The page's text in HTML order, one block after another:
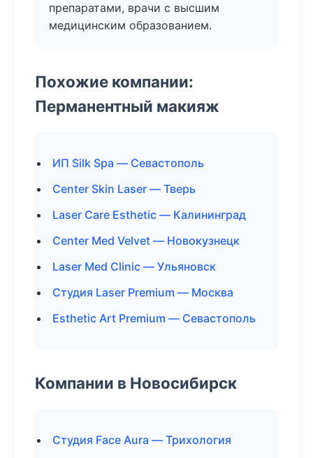
препаратами, врачи с высшим
медицинским образованием.
Похожие компании:
Перманентный макияж
ИП Silk Spa — Севастополь
Center Skin Laser — Тверь
Laser Care Esthetic — Калининград
Center Med Velvet — Новокузнецк
Laser Med Clinic — Ульяновск
Студия Laser Premium — Москва
Esthetic Art Premium — Севастополь
Компании в Новосибирск
Студия Face Aura — Трихология